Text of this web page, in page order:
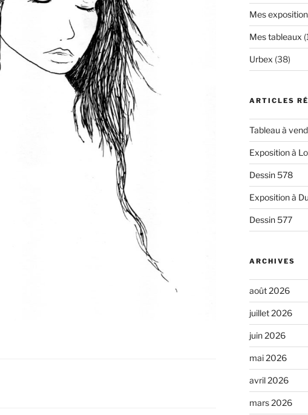
Mes
Mes tableaux
Urbex (38)
ARTICLES
Tableau à
Exposition à
Dessin 578
Exposition à
Dessin 577
ARCHIVES
août 2026
juillet 2026
juin 2026
mai 2026
avril 2026
mars 2026